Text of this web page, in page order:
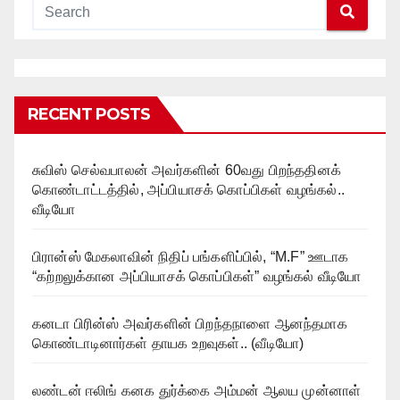
RECENT POSTS
சுவிஸ் செல்வபாலன் அவர்களின் 60வது பிறந்ததினக்
கொண்டாட்டத்தில், அப்பியாசக் கொப்பிகள் வழங்கல்..
வீடியோ
பிரான்ஸ் மேகலாவின் நிதிப் பங்களிப்பில், “M.F” ஊடாக
“கற்றலுக்கான அப்பியாசக் கொப்பிகள்” வழங்கல் வீடியோ
கனடா பிரின்ஸ் அவர்களின் பிறந்தநாளை ஆனந்தமாக
கொண்டாடினார்கள் தாயக உறவுகள்.. (வீடியோ)
லண்டன் ஈலிங் கனக துர்க்கை அம்மன் ஆலய முன்னாள்